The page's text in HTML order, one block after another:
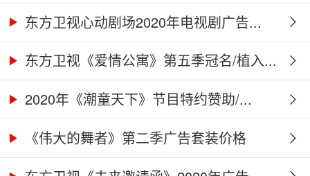
告...东方卫视心动剧场2020年电视剧广告...
东方卫视《爱情公寓》第五季冠名/植入...
2020年《潮童天下》节目特约赞助/...
《伟大的舞者》第二季广告套装价格